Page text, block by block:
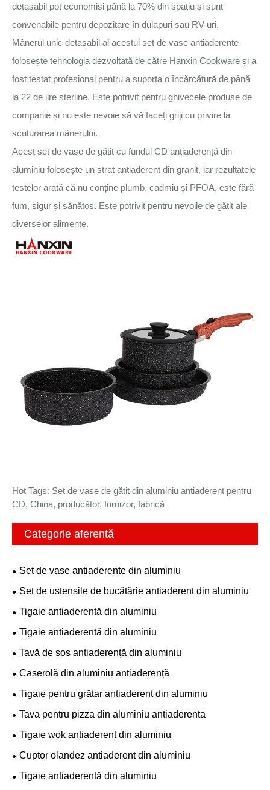
detașabil pot economisi până la 70% din spațiu și sunt
convenabile pentru depozitare în dulapuri sau RV-uri.
Mânerul unic detașabil al acestui set de vase antiaderente
folosește tehnologia dezvoltată de către Hanxin Cookware și a
fost testat profesional pentru a suporta o încărcătură de până
la 22 de lire sterline. Este potrivit pentru ghivecele produse de
companie și nu este nevoie să vă faceți griji cu privire la
scuturarea mânerului.
Acest set de vase de gătit cu fundul CD antiaderență din
aluminiu folosește un strat antiaderent din granit, iar rezultatele
testelor arată că nu conține plumb, cadmiu și PFOA, este fără
fum, sigur și sănătos. Este potrivit pentru nevoile de gătit ale
diverselor alimente.
Hot Tags: Set de vase de gătit din aluminiu antiaderent pentru
CD, China, producător, furnizor, fabrică
Categorie aferentă
Set de vase antiaderente din aluminiu
Set de ustensile de bucătărie antiaderent din aluminiu
Tigaie antiaderentă din aluminiu
Tigaie antiaderentă din aluminiu
Tavă de sos antiaderență din aluminiu
Caserolă din aluminiu antiaderență
Tigaie pentru grătar antiaderent din aluminiu
Tava pentru pizza din aluminiu antiaderenta
Tigaie wok antiaderent din aluminiu
Cuptor olandez antiaderent din aluminiu
Tigaie antiaderentă din aluminiu